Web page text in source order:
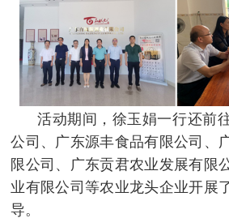
活动期间，徐玉娟一行还前
公司、广东源丰食品有限公司、
限公司、广东贡君农业发展有限
业有限公司等农业龙头企业开展
导。